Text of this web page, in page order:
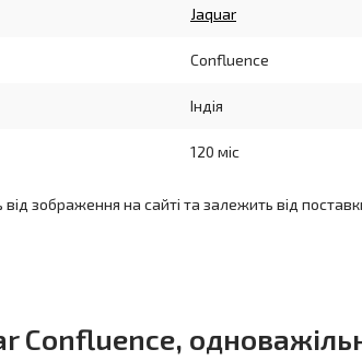
Jaquar
Confluence
Індія
120 міс
зображення на сайті та залежить від
Confluence,